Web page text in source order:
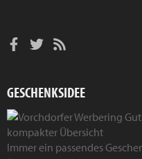
GESCHENKSIDEE
Immer ein passendes